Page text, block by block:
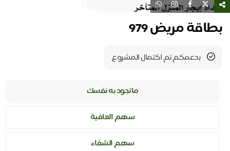
بطاقة مريض 979
بدعمكم تم اكتمال المشروع
ماتجود به نفسك
سهم العافية
سهم الشفاء